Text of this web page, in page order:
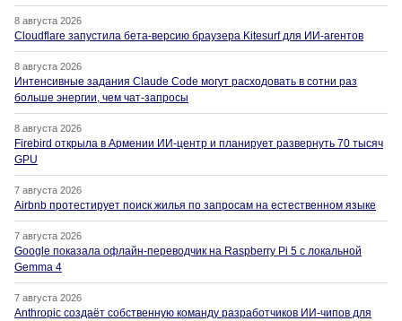
8 августа 2026
Cloudflare запустила бета-версию браузера Kitesurf для ИИ-агентов
8 августа 2026
Интенсивные задания Claude Code могут расходовать в сотни раз
больше энергии, чем чат-запросы
8 августа 2026
Firebird открыла в Армении ИИ-центр и планирует развернуть 70 тысяч
GPU
7 августа 2026
Airbnb протестирует поиск жилья по запросам на естественном языке
7 августа 2026
Google показала офлайн-переводчик на Raspberry Pi 5 с локальной
Gemma 4
7 августа 2026
Anthropic создаёт собственную команду разработчиков ИИ-чипов для